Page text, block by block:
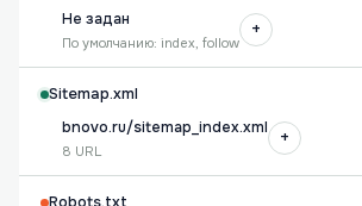
Не задан
По умолчанию: index, follow
+
Sitemap.xml
bnovo.ru/sitemap_index.xml
8 URL
+